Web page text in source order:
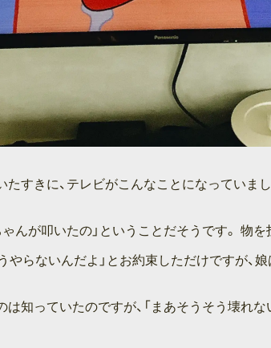
すきに、テレビがこんなことになっていま
んが叩いたの」ということだそうです。
やらないんだよ」とお約束しただけですが
は知っていたのですが、「まあそうそう壊れ